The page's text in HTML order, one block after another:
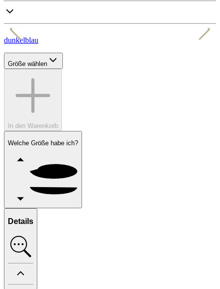
dunkelblau
Größe wählen
In den Warenkorb
Welche Größe habe ich?
Details